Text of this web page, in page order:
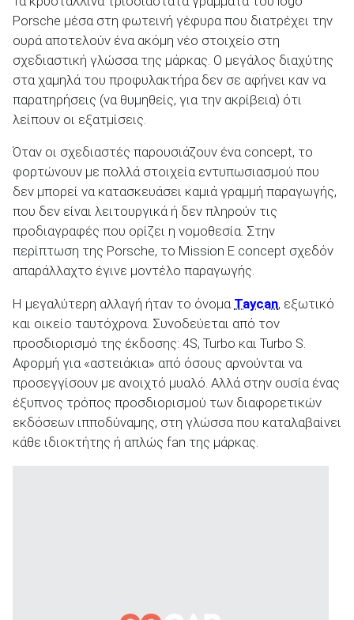
Porsche μέσα στη φωτεινή γέφυρα που διατρέχει την
ουρά αποτελούν ένα ακόμη νέο στοιχείο στη
σχεδιαστική γλώσσα της μάρκας. Ο μεγάλος διαχύτης
στα χαμηλά του προφυλακτήρα δεν σε αφήνει καν να
παρατηρήσεις (να θυμηθείς, για την ακρίβεια) ότι
λείπουν οι εξατμίσεις.
Όταν οι σχεδιαστές παρουσιάζουν ένα concept, το
φορτώνουν με πολλά στοιχεία εντυπωσιασμού που
δεν μπορεί να κατασκευάσει καμιά γραμμή παραγωγής,
που δεν είναι λειτουργικά ή δεν πληρούν τις
προδιαγραφές που ορίζει η νομοθεσία. Στην
περίπτωση της Porsche, το Mission E concept σχεδόν
απαράλλαχτο έγινε μοντέλο παραγωγής.
Η μεγαλύτερη αλλαγή ήταν το όνομα Taycan, εξωτικό
και οικείο ταυτόχρονα. Συνοδεύεται από τον
προσδιορισμό της έκδοσης: 4S, Turbo και Turbo S.
Αφορμή για «αστειάκια» από όσους αρνούνται να
προσεγγίσουν με ανοιχτό μυαλό. Αλλά στην ουσία ένας
έξυπνος τρόπος προσδιορισμού των διαφορετικών
εκδόσεων ιπποδύναμης, στη γλώσσα που καταλαβαίνει
κάθε ιδιοκτήτης ή απλώς fan της μάρκας.